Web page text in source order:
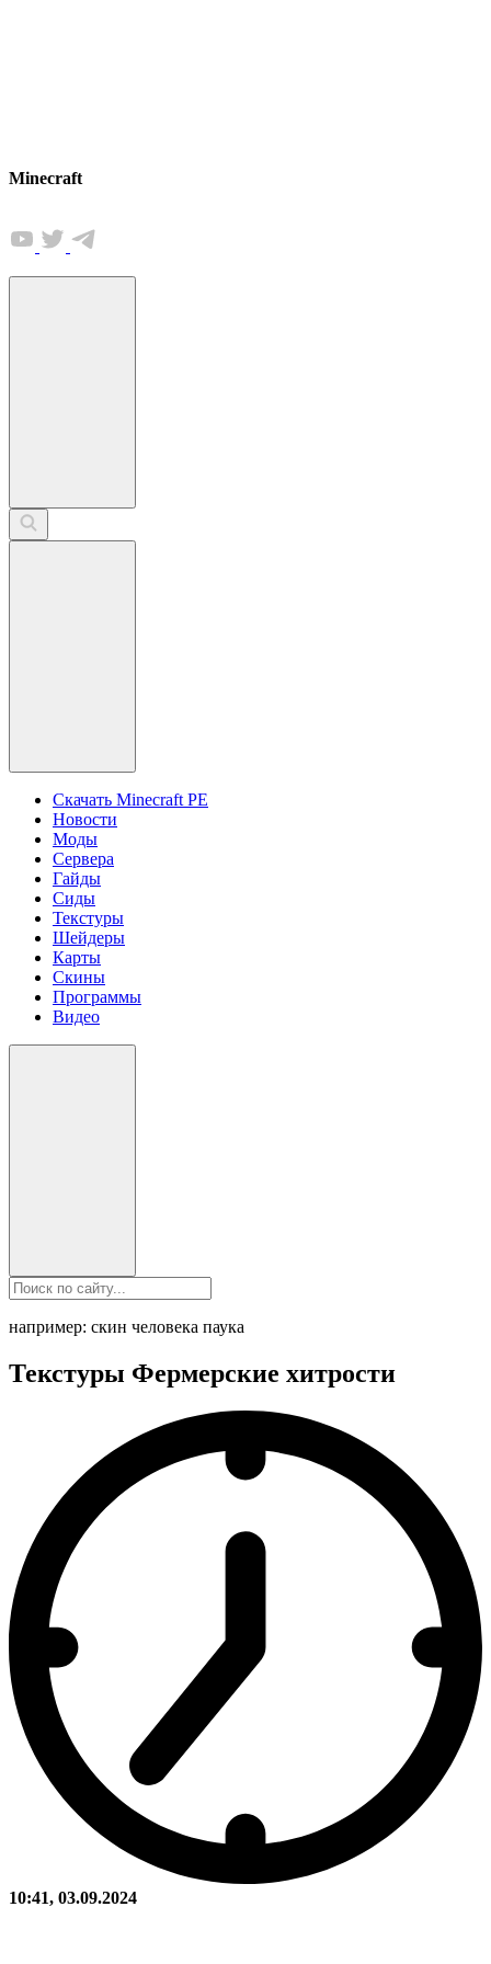
Minecraft
Скачать Minecraft PE
Новости
Моды
Сервера
Гайды
Сиды
Текстуры
Шейдеры
Карты
Скины
Программы
Видео
например: скин человека паука
Текстуры Фермерские хитрости
10:41, 03.09.2024